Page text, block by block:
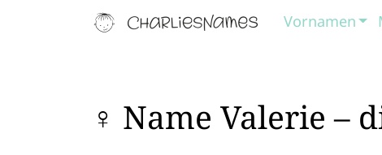
Vornamen
♀ Name Valerie –